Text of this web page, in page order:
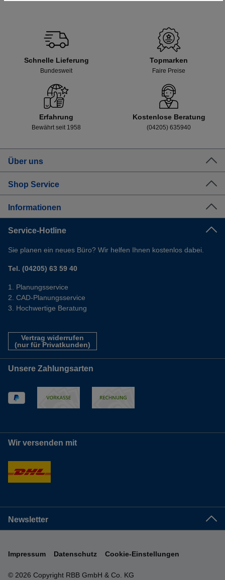
Schnelle Lieferung
Bundesweit
Topmarken
Faire Preise
Erfahrung
Bewährt seit 1958
Kostenlose Beratung
(04205) 635940
Über uns
Shop Service
Informationen
Service-Hotline
Sie planen ein neues Büro? Wir helfen Ihnen kostenlos dabei.
Tel. (04205) 63 59 40
Planungsservice
CAD-Planungsservice
Hochwertige Beratung
Vertrag widerrufen
(nur für Privatkunden)
Unsere Zahlungsarten
Wir versenden mit
Newsletter
© 2026 Copyright RBB GmbH & Co. KG
Impressum Datenschutz Cookie-Einstellungen